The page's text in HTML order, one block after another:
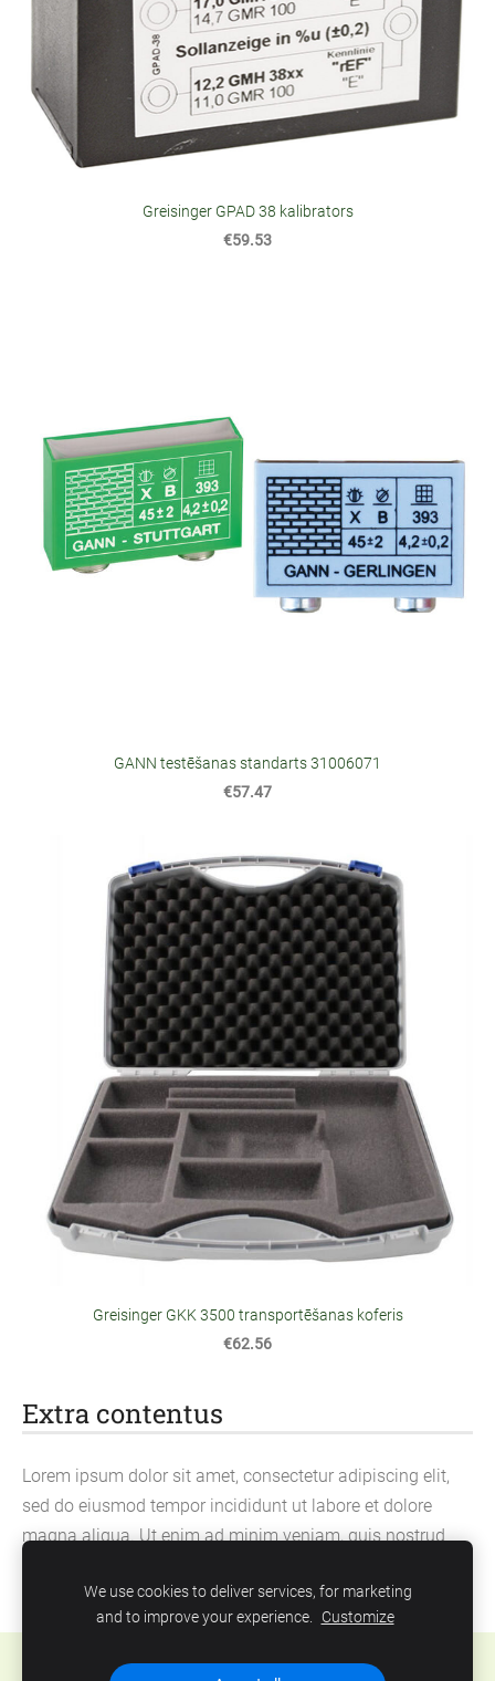
Extra contentus
Lorem ipsum dolor sit amet, consectetur adipiscing elit,
sed do eiusmod tempor incididunt ut labore et dolore
magna aliqua. Ut enim ad minim veniam, quis nostrud
commodo consequat.
Greisinger GPAD 38 kalibrators
€59.53
GANN testēšanas standarts 31006071
€57.47
Greisinger GKK 3500 transportēšanas koferis
€62.56
Cookies
We use cookies to deliver services, for marketing
and to improve your experience. Customize